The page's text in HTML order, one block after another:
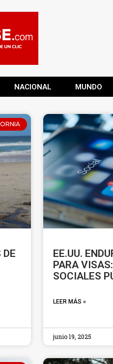
NACIONAL MUNDO
EE.UU.
PARA
SOCIALES
LEER MÁS »
junio 19, 2025